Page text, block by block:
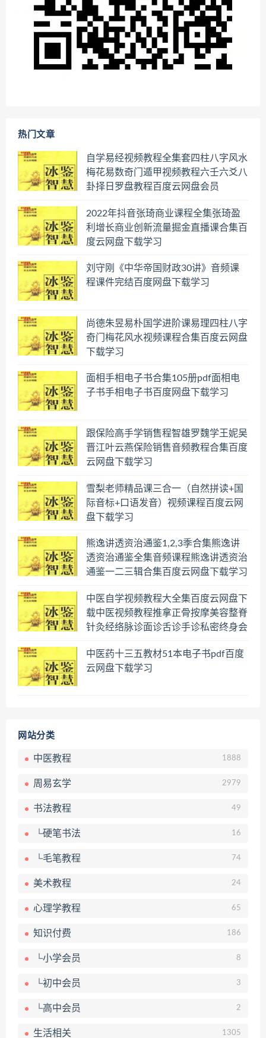
热门文章
自学易经视频教程全集套四柱八字风水
梅花易数奇门遁甲视频教程六壬六爻八
卦择日罗盘教程百度云网盘会员
2022年抖音张琦商业课程全集张琦盈
利增长商业创新流量掘金直播课合集百
度云网盘下载学习
刘守刚《中华帝国财政30讲》音频课
程课件完结百度网盘下载学习
尚德朱昱易朴国学进阶课易理四柱八字
奇门梅花风水视频课程合集百度云网盘
下载学习
面相手相电子书合集105册pdf面相电
子书手相电子书百度网盘下载学习
跟保险高手学销售程智雄罗魏学王妮吴
晋江叶云燕保险销售音频教程合集百度
云网盘下载学习
雪梨老师精品课三合一（自然拼读+国
际音标+口语发音）视频课程百度云网
盘下载学习
熊逸讲透资治通鉴1,2,3季合集熊逸讲
透资治通鉴全集音频课程熊逸讲透资治
通鉴一二三辑合集百度云网盘下载学习
中医自学视频教程大全集百度云网盘下
载中医视频教程推拿正骨按摩美容整脊
针灸经络脉诊面诊舌诊手诊私密终身会
中医药十三五教材51本电子书pdf百度
云网盘下载学习
网站分类
中医教程 1888
周易玄学 2979
书法教程 49
└硬笔书法 16
└毛笔教程 74
美术教程 24
心理学教程 65
知识付费 186
└小学会员 8
└初中会员 3
└高中会员 2
生活相关 1305